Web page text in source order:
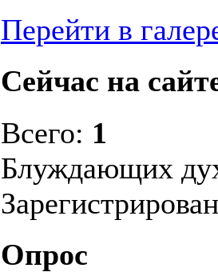
Перейти в
Сейчас на
Всего: 1
Блуждающих
Опрос